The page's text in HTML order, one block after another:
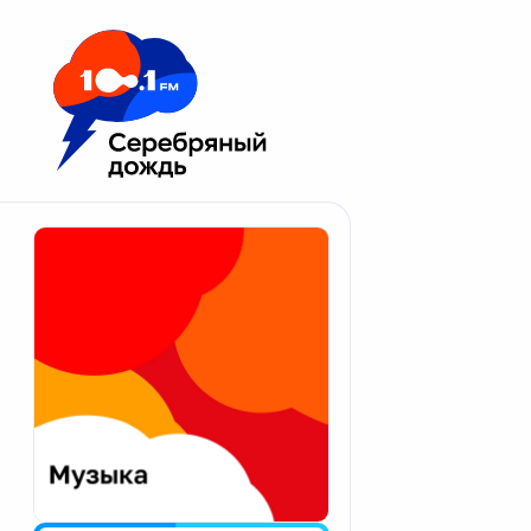
Москва 100.1 FM
Апатиты
Екатеринбург
Калининград
Калуга